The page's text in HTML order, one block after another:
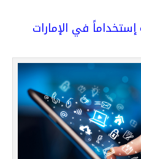
إستخداماً في الإمارات